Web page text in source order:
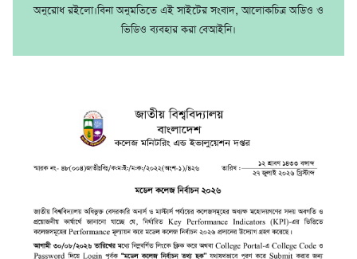
অনুরোধ রইলো।বিনা অনুমতিতে এই সাইটের সংবাদ, আলোকচিত্র অডিও ও
ভিডিও ব্যবহার করা বেআইনি।